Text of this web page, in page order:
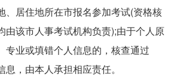
、居住地所在市报名参加考试(资格核
由该市人事考试机构负责);由于个人原
专业或填错个人信息的，核查通过
，由本人承担相应责任。